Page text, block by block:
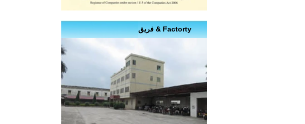
Factorty & فريق